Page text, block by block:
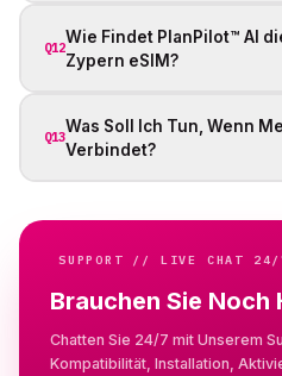
Q12
Wie Findet PlanPilot™ AI
Zypern eSIM?
Q13
Was Soll Ich Tun, Wenn
Verbindet?
SUPPORT // LIVE CHAT 24/
Brauchen Sie Noch
Chatten Sie 24/7 mit Unserem
Kompatibilität, Installation,